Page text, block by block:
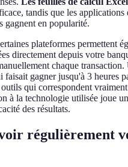
tandis que les applications
gagnent en popularité.
plateformes permettent
directement depuis votre
chaque
faisait gagner jusqu'à 3 heures
qui correspondent
à la technologie utilisée joue
des résultats.
régulièrement